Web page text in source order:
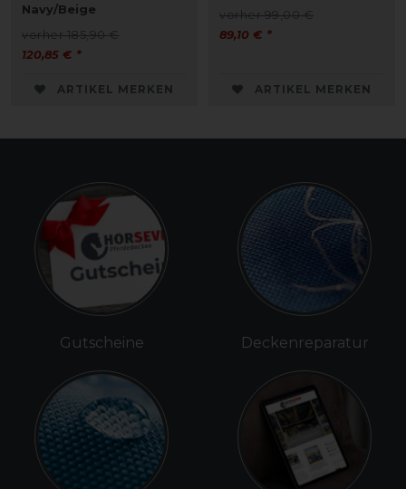
Navy/Beige
vorher 185,90 €
120,85 € *
ARTIKEL MERKEN
vorher 99,00 €
89,10 € *
ARTIKEL MERKEN
Gutscheine Deckenreparatur